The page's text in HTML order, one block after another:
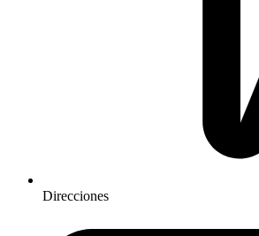
Direcciones